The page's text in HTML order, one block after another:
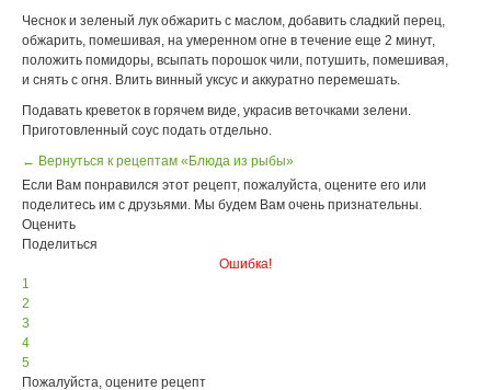
Чеснок и зеленый лук обжарить с маслом, добавить сладкий перец,
обжарить, помешивая, на умеренном огне в течение еще 2 минут,
положить помидоры, всыпать порошок чили, потушить, помешивая,
и снять с огня. Влить винный уксус и аккуратно перемешать.
Подавать креветок в горячем виде, украсив веточками зелени.
Приготовленный соус подать отдельно.
← Вернуться к рецептам «Блюда из рыбы»
Если Вам понравился этот рецепт, пожалуйста, оцените его или
поделитесь им с друзьями. Мы будем Вам очень признательны.
Оценить
Поделиться
Ошибка!
1
2
3
4
5
Пожалуйста, оцените рецепт